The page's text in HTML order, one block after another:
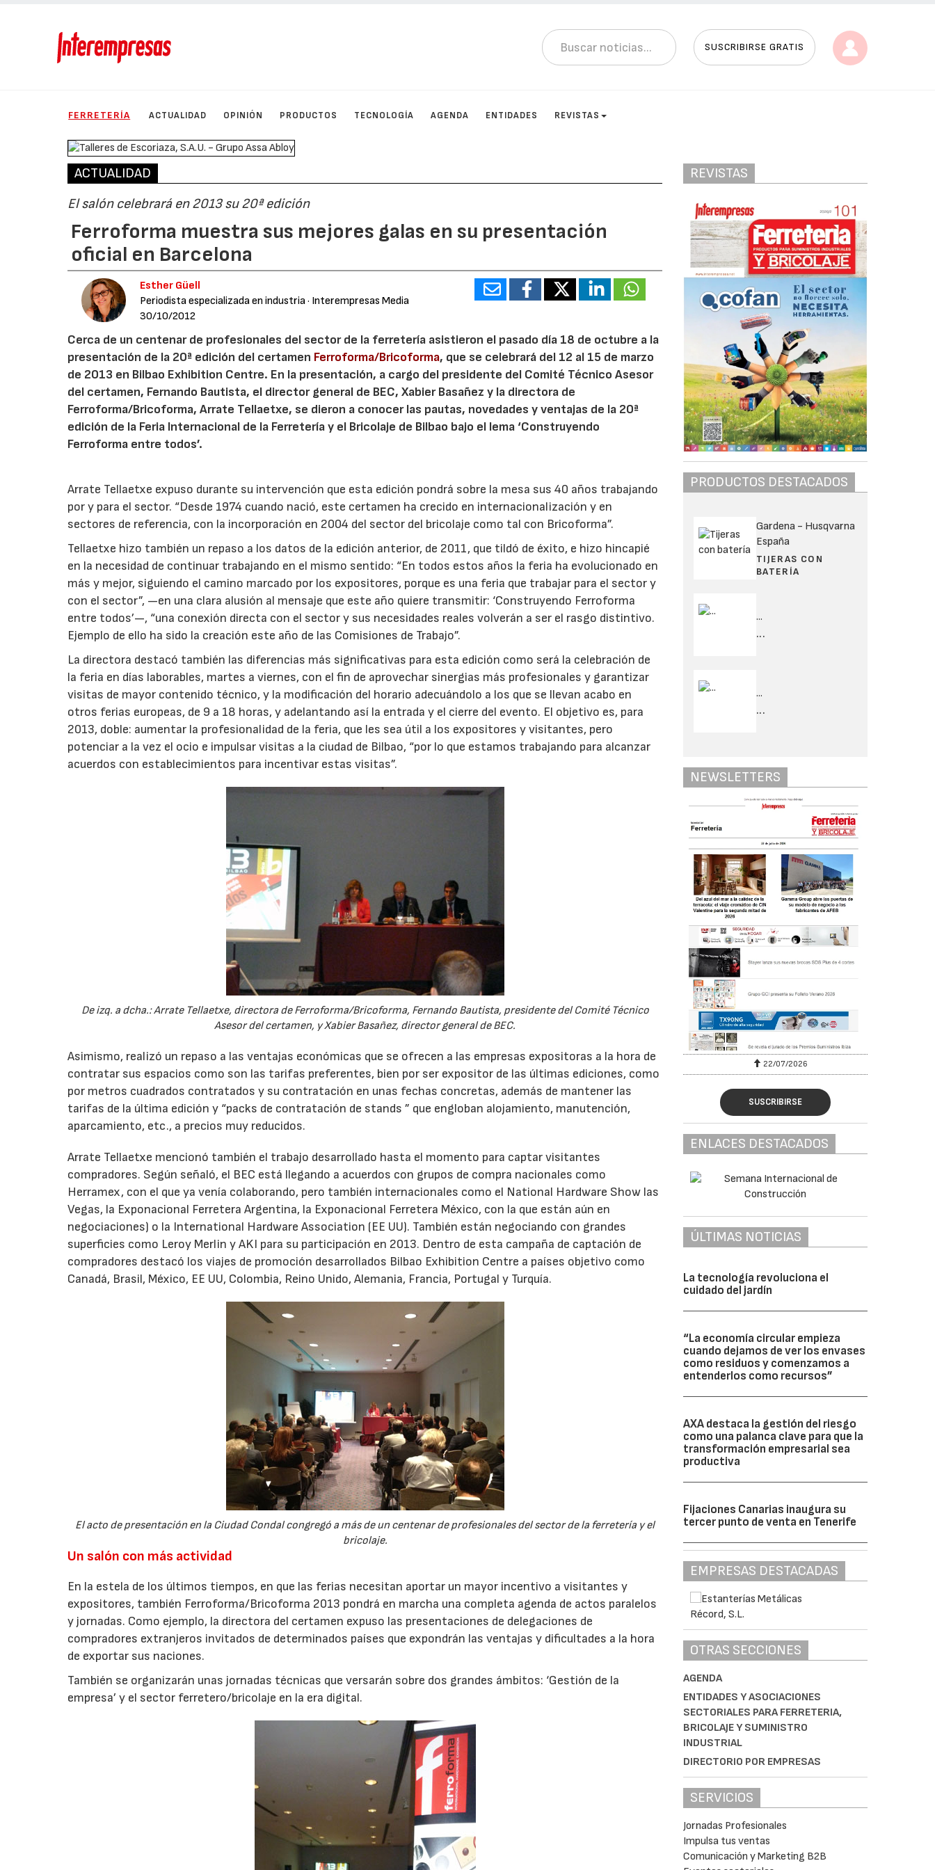
SUSCRIBIRSE GRATIS
FERRETERÍA ACTUALIDAD OPINIÓN PRODUCTOS TECNOLOGÍA AGENDA ENTIDADES REVISTAS
ACTUALIDAD
El salón celebrará en 2013 su 20ª edición
Ferroforma muestra sus mejores galas en su presentación
oficial en Barcelona
Esther Güell
Periodista especializada en industria· Interempresas Media
30/10/2012
Cerca de un centenar de profesionales del sector de la ferretería asistieron el pasado día 18 de octubre a la
presentación de la 20ª edición del certamen Ferroforma/Bricoforma, que se celebrará del 12 al 15 de marzo
de 2013 en Bilbao Exhibition Centre. En la presentación, a cargo del presidente del Comité Técnico Asesor
del certamen, Fernando Bautista, el director general de BEC, Xabier Basañez y la directora de
Ferroforma/Bricoforma, Arrate Tellaetxe, se dieron a conocer las pautas, novedades y ventajas de la 20ª
edición de la Feria Internacional de la Ferretería y el Bricolaje de Bilbao bajo el lema ‘Construyendo
Ferroforma entre todos’.
Arrate Tellaetxe expuso durante su intervención que esta edición pondrá sobre la mesa sus 40 años trabajando
por y para el sector. “Desde 1974 cuando nació, este certamen ha crecido en internacionalización y en
sectores de referencia, con la incorporación en 2004 del sector del bricolaje como tal con Bricoforma”.
Tellaetxe hizo también un repaso a los datos de la edición anterior, de 2011, que tildó de éxito, e hizo hincapié
en la necesidad de continuar trabajando en el mismo sentido: “En todos estos años la feria ha evolucionado en
más y mejor, siguiendo el camino marcado por los expositores, porque es una feria que trabajar para el sector y
con el sector”, —en una clara alusión al mensaje que este año quiere transmitir: ‘Construyendo Ferroforma
entre todos’—, “una conexión directa con el sector y sus necesidades reales volverán a ser el rasgo distintivo.
Ejemplo de ello ha sido la creación este año de las Comisiones de Trabajo”.
La directora destacó también las diferencias más significativas para esta edición como será la celebración de
la feria en días laborables, martes a viernes, con el fin de aprovechar sinergias más profesionales y garantizar
visitas de mayor contenido técnico, y la modificación del horario adecuándolo a los que se llevan acabo en
otros ferias europeas, de 9 a 18 horas, y adelantando así la entrada y el cierre del evento. El objetivo es, para
2013, doble: aumentar la profesionalidad de la feria, que les sea útil a los expositores y visitantes, pero
potenciar a la vez el ocio e impulsar visitas a la ciudad de Bilbao, “por lo que estamos trabajando para alcanzar
acuerdos con establecimientos para incentivar estas visitas”.
De izq. a dcha.: Arrate Tellaetxe, directora de Ferroforma/Bricoforma, Fernando Bautista, presidente del Comité Técnico
Asesor del certamen, y Xabier Basañez, director general de BEC.
Asimismo, realizó un repaso a las ventajas económicas que se ofrecen a las empresas expositoras a la hora de
contratar sus espacios como son las tarifas preferentes, bien por ser expositor de las últimas ediciones, como
por metros cuadrados contratados y su contratación en unas fechas concretas, además de mantener las
tarifas de la última edición y “packs de contratación de stands ” que engloban alojamiento, manutención,
aparcamiento, etc., a precios muy reducidos.
Arrate Tellaetxe mencionó también el trabajo desarrollado hasta el momento para captar visitantes
compradores. Según señaló, el BEC está llegando a acuerdos con grupos de compra nacionales como
Herramex, con el que ya venía colaborando, pero también internacionales como el National Hardware Show las
Vegas, la Exponacional Ferretera Argentina, la Exponacional Ferretera México, con la que están aún en
negociaciones) o la International Hardware Association (EE UU). También están negociando con grandes
superficies como Leroy Merlin y AKI para su participación en 2013. Dentro de esta campaña de captación de
compradores destacó los viajes de promoción desarrollados Bilbao Exhibition Centre a países objetivo como
Canadá, Brasil, México, EE UU, Colombia, Reino Unido, Alemania, Francia, Portugal y Turquía.
El acto de presentación en la Ciudad Condal congregó a más de un centenar de profesionales del sector de la ferretería y el
bricolaje.
Un salón con más actividad
En la estela de los últimos tiempos, en que las ferias necesitan aportar un mayor incentivo a visitantes y
expositores, también Ferroforma/Bricoforma 2013 pondrá en marcha una completa agenda de actos paralelos
y jornadas. Como ejemplo, la directora del certamen expuso las presentaciones de delegaciones de
compradores extranjeros invitados de determinados países que expondrán las ventajas y dificultades a la hora
de exportar sus naciones.
También se organizarán unas jornadas técnicas que versarán sobre dos grandes ámbitos: ‘Gestión de la
empresa’ y el sector ferretero/bricolaje en la era digital.
REVISTAS
PRODUCTOS DESTACADOS
Gardena - Husqvarna
España
TIJERAS CON
BATERÍA
...
...
...
...
NEWSLETTERS
22/07/2026
SUSCRIBIRSE
ENLACES DESTACADOS
ÚLTIMAS NOTICIAS
La tecnología revoluciona el
cuidado del jardín
“La economía circular empieza
cuando dejamos de ver los envases
como residuos y comenzamos a
entenderlos como recursos”
AXA destaca la gestión del riesgo
como una palanca clave para que la
transformación empresarial sea
productiva
Fijaciones Canarias inaugura su
tercer punto de venta en Tenerife
EMPRESAS DESTACADAS
OTRAS SECCIONES
AGENDA
ENTIDADES Y ASOCIACIONES
SECTORIALES PARA FERRETERIA,
BRICOLAJE Y SUMINISTRO
INDUSTRIAL
DIRECTORIO POR EMPRESAS
SERVICIOS
Jornadas Profesionales
Impulsa tus ventas
Comunicación y Marketing B2B